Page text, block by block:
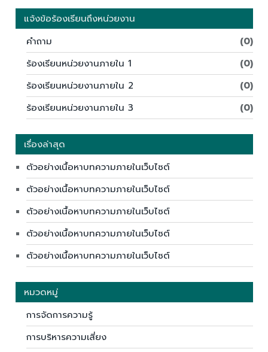
แจ้งข้อร้องเรียนถึงหน่วยงาน
คำถาม
(0)
ร้องเรียนหน่วยงานภายใน 1
(0)
ร้องเรียนหน่วยงานภายใน 2
(0)
ร้องเรียนหน่วยงานภายใน 3
(0)
เรื่องล่าสุด
ตัวอย่างเนื้อหาบทความภายในเว็บไซต์
ตัวอย่างเนื้อหาบทความภายในเว็บไซต์
ตัวอย่างเนื้อหาบทความภายในเว็บไซต์
ตัวอย่างเนื้อหาบทความภายในเว็บไซต์
ตัวอย่างเนื้อหาบทความภายในเว็บไซต์
หมวดหมู่
การจัดการความรู้
การบริหารความเสี่ยง